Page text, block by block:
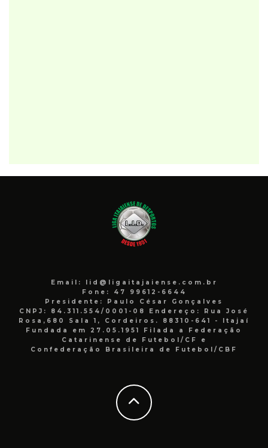
Email: lid@ligaitajaiense.com.br
Fone: 47 99612-6644
Presidente: Paulo César Gonçalves
CNPJ: 84.311.554/0001-08 Endereço: Rua José
Rosa,680 Sala 1, Cordeiros. 88310-641 - Itajaí
Fundada em 27.05.1951 Filada a Federação
Catarinense de Futebol/CF e
Confederação Brasileira de Futebol/CBF